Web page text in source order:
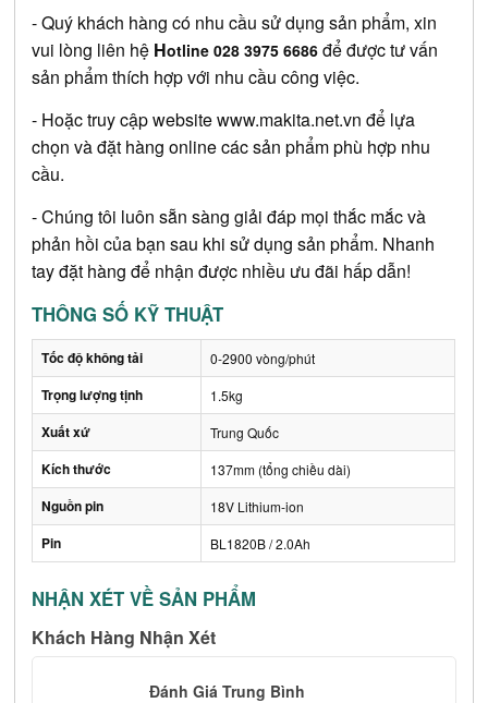
- Quý khách hàng có nhu cầu sử dụng sản phẩm, xin
vui lòng liên hệ Hotline 028 3975 6686 để được tư vấn
sản phẩm thích hợp với nhu cầu công việc.
- Hoặc truy cập websitewww.makita.net.vn để lựa
chọn và đặt hàng online các sản phẩm phù hợp nhu
cầu.
- Chúng tôi luôn sẵn sàng giải đáp mọi thắc mắc và
phản hồi của bạn sau khi sử dụng sản phẩm. Nhanh
tay đặt hàng để nhận được nhiều ưu đãi hấp dẫn!
THÔNG SỐ KỸ THUẬT
Tốc độ không tải 0-2900 vòng/phút
Trọng lượng tịnh 1.5kg
Xuất xứ Trung Quốc
Kích thước 137mm (tổng chiều dài)
Nguồn pin 18V Lithium-ion
Pin BL1820B / 2.0Ah
NHẬN XÉT VỀ SẢN PHẨM
Khách Hàng Nhận Xét
Đánh Giá Trung Bình